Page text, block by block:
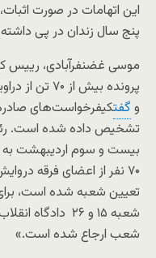
این اتهامات در صورت
پنج سال زندان در پی
موسی غضنفرآبادی، رییس
پرونده بیش
و گفتکیفرخواست‌های
تشخیص داده شده است.
بیست و سوم اردیبهشت به
۷۰ نفر از اعضای فرقه
تعیین شعبه شده است،
شعبه ۱۵ و ۲۶
شعب ارجاع شده است.»